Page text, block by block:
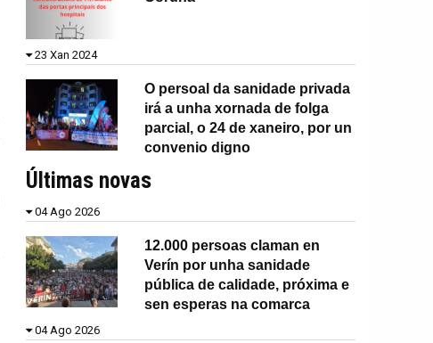
23 Xan 2024
O persoal da sanidade privada
irá a unha xornada de folga
parcial, o 24 de xaneiro, por un
convenio digno
Últimas novas
04 Ago 2026
12.000 persoas claman en
Verín por unha sanidade
pública de calidade, próxima e
sen esperas na comarca
04 Ago 2026